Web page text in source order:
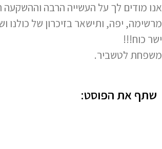
אנו מודים לך על העשייה הרבה
מרשימה, יפה, ותישאר בזיכרון של כולנו
ישר כוח!!!
משפחת לטשביר.
שתף את הפוסט: